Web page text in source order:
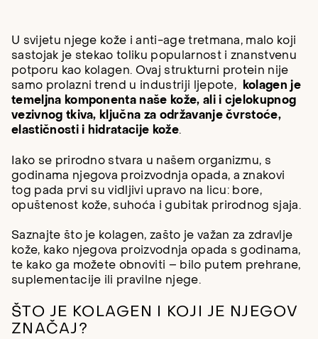
U svijetu njege kože i anti-age tretmana, malo koji
sastojak je stekao toliku popularnost i znanstvenu
potporu kao kolagen. Ovaj strukturni protein nije
samo prolazni trend u industriji ljepote, kolagen je
temeljna komponenta naše kože, ali i cjelokupnog
vezivnog tkiva, ključna za održavanje čvrstoće,
elastičnosti i hidratacije kože.
Iako se prirodno stvara u našem organizmu, s
godinama njegova proizvodnja opada, a znakovi
tog pada prvi su vidljivi upravo na licu: bore,
opuštenost kože, suhoća i gubitak prirodnog sjaja.
Saznajte što je kolagen, zašto je važan za zdravlje
kože, kako njegova proizvodnja opada s godinama,
te kako ga možete obnoviti – bilo putem prehrane,
suplementacije ili pravilne njege.
ŠTO JE KOLAGEN I KOJI JE NJEGOV
ZNAČAJ?